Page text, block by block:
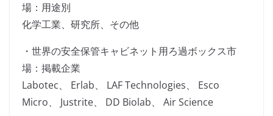
場：用途別
化学工業、研究所、その他
・世界の安全保管キャビネット用ろ過ボックス市
場：掲載企業
Labotec、 Erlab、 LAF Technologies、 Esco
Micro、 Justrite、 DD Biolab、 Air Science